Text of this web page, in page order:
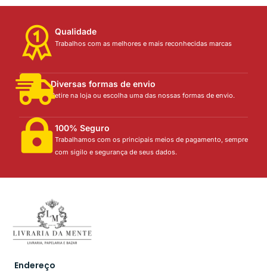
Qualidade
Trabalhos com as melhores e mais reconhecidas marcas
Diversas formas de envio
Retire na loja ou escolha uma das nossas formas de envio.
100% Seguro
Trabalhamos com os principais meios de pagamento, sempre
com sigilo e segurança de seus dados.
Endereço